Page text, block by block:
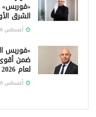
«فوربس»
الشرق
أغسطس 6, 2026
«فوربس
لعام 2026
أغسطس 6, 2026